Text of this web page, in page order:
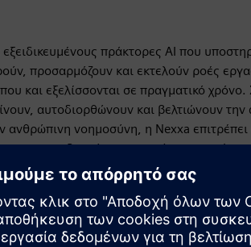
πράκτορες AI που
προσαρμόζουν και εκτελούν ροές
και εξελίσσονται σε πραγματικό χρόνο.
αυτοδιορθώνουν και βελτιώνουν την
νοημοσύνη, η Nexxa επιτρέπει
και να οδηγούν τη συνεχή καινοτομία.